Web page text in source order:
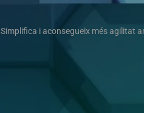
Simplifica i aconsegueix més agilitat